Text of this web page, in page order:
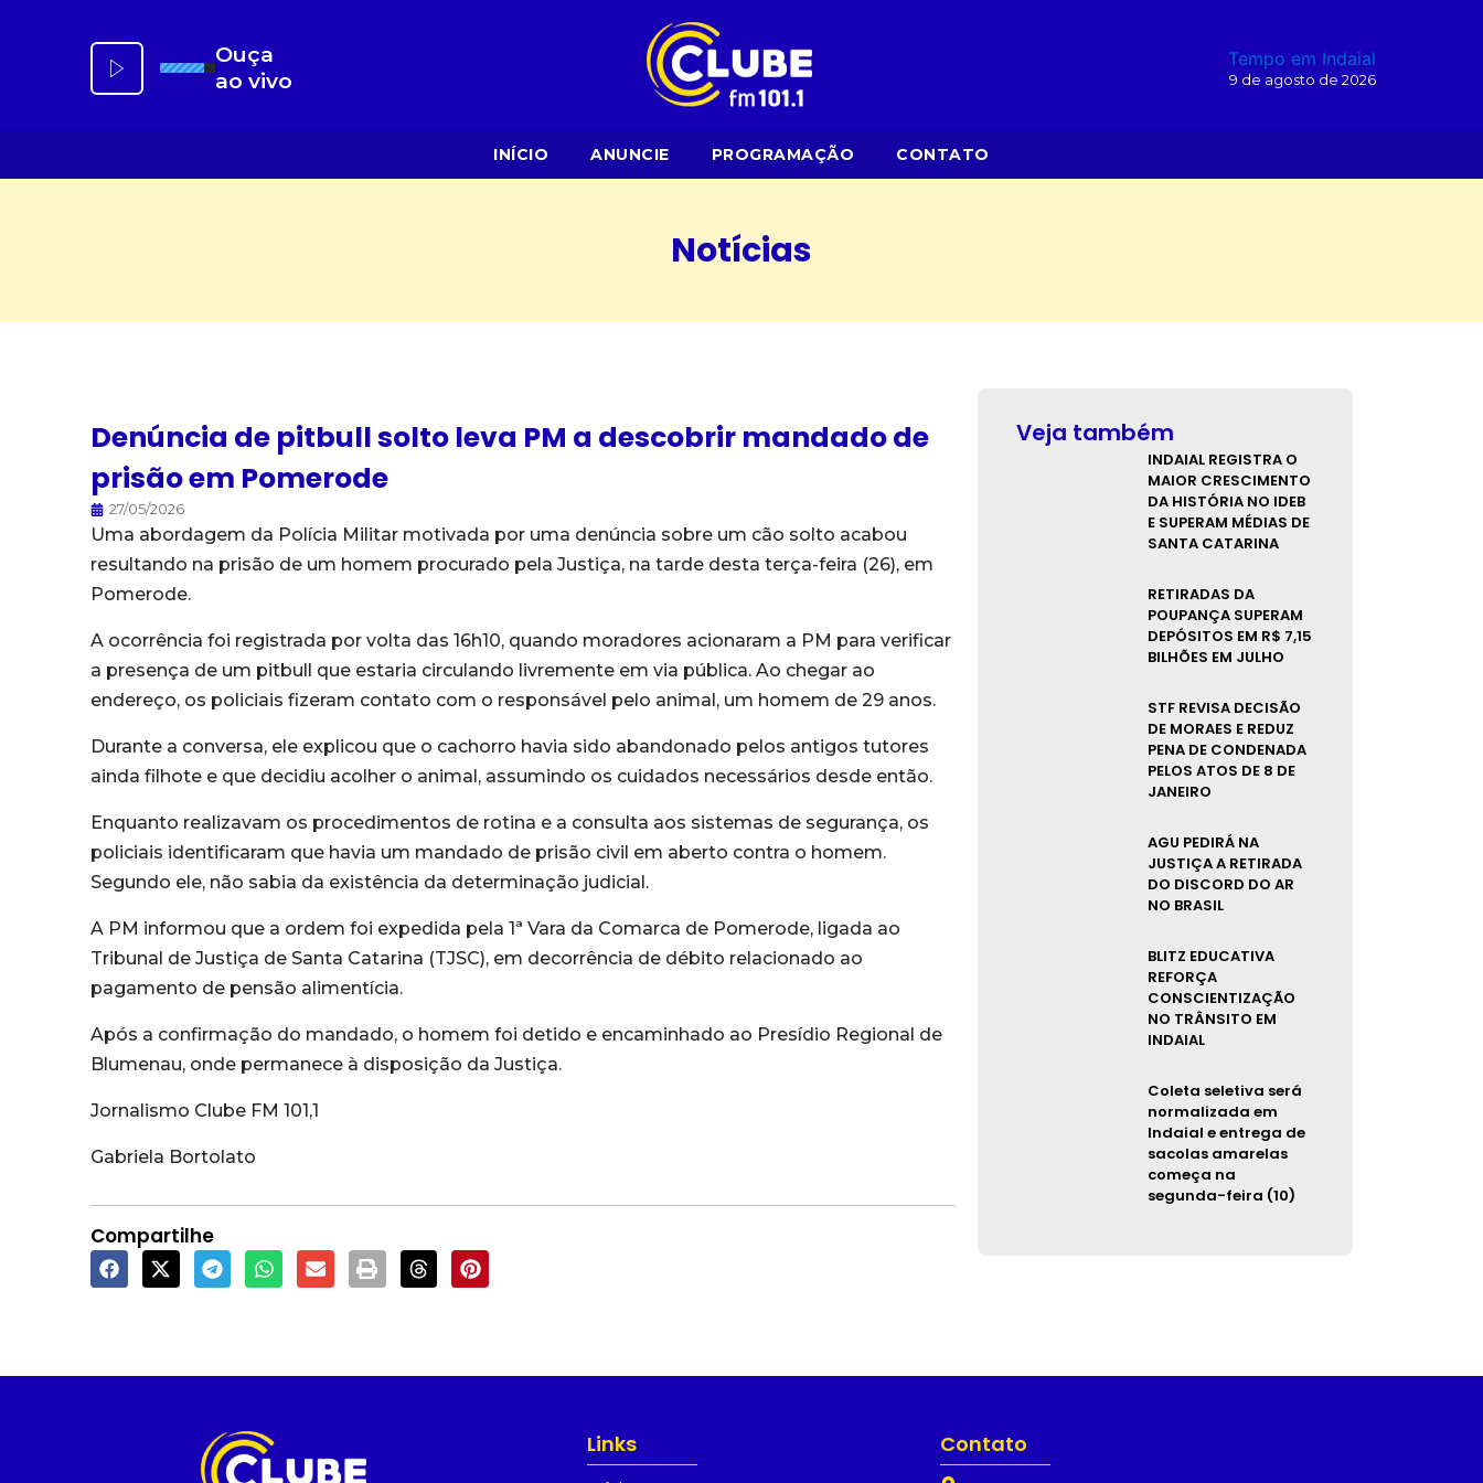
Ouça
ao vivo
Tempo em Indaial
9 de agosto de 2026
INÍCIO ANUNCIE PROGRAMAÇÃO CONTATO
Notícias
Denúncia de pitbull solto leva PM a descobrir mandado de
prisão em Pomerode
27/05/2026
Uma abordagem da Polícia Militar motivada por uma denúncia sobre um cão solto acabou
resultando na prisão de um homem procurado pela Justiça, na tarde desta terça-feira (26), em
Pomerode.
A ocorrência foi registrada por volta das 16h10, quando moradores acionaram a PM para verificar
a presença de um pitbull que estaria circulando livremente em via pública. Ao chegar ao
endereço, os policiais fizeram contato com o responsável pelo animal, um homem de 29 anos.
Durante a conversa, ele explicou que o cachorro havia sido abandonado pelos antigos tutores
ainda filhote e que decidiu acolher o animal, assumindo os cuidados necessários desde então.
Enquanto realizavam os procedimentos de rotina e a consulta aos sistemas de segurança, os
policiais identificaram que havia um mandado de prisão civil em aberto contra o homem.
Segundo ele, não sabia da existência da determinação judicial.
A PM informou que a ordem foi expedida pela 1ª Vara da Comarca de Pomerode, ligada ao
Tribunal de Justiça de Santa Catarina (TJSC), em decorrência de débito relacionado ao
pagamento de pensão alimentícia.
Após a confirmação do mandado, o homem foi detido e encaminhado ao Presídio Regional de
Blumenau, onde permanece à disposição da Justiça.
Jornalismo Clube FM 101,1
Gabriela Bortolato
Compartilhe
Veja também
INDAIAL REGISTRA O
MAIOR CRESCIMENTO
DA HISTÓRIA NO IDEB
E SUPERAM MÉDIAS DE
SANTA CATARINA
RETIRADAS DA
POUPANÇA SUPERAM
DEPÓSITOS EM R$ 7,15
BILHÕES EM JULHO
STF REVISA DECISÃO
DE MORAES E REDUZ
PENA DE CONDENADA
PELOS ATOS DE 8 DE
JANEIRO
AGU PEDIRÁ NA
JUSTIÇA A RETIRADA
DO DISCORD DO AR
NO BRASIL
BLITZ EDUCATIVA
REFORÇA
CONSCIENTIZAÇÃO
NO TRÂNSITO EM
INDAIAL
Coleta seletiva será
normalizada em
Indaial e entrega de
sacolas amarelas
começa na
segunda-feira (10)
Links Contato